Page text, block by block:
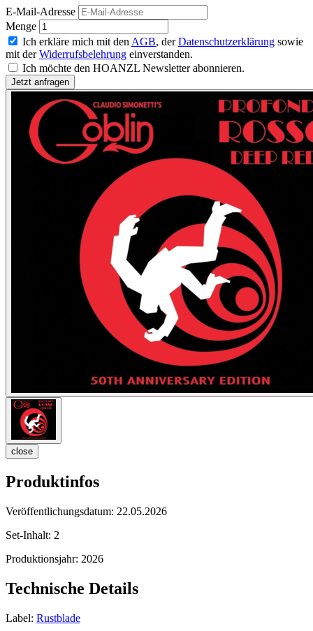
E-Mail-Adresse
Menge
Ich erkläre mich mit den AGB, derDatenschutzerklärung sowie
mit derWiderrufsbelehrung einverstanden.
Ich möchte den HOANZL Newsletter abonnieren.
close
Produktinfos
Veröffentlichungsdatum: 22.05.2026
Set-Inhalt: 2
Produktionsjahr: 2026
Technische Details
Label: Rustblade